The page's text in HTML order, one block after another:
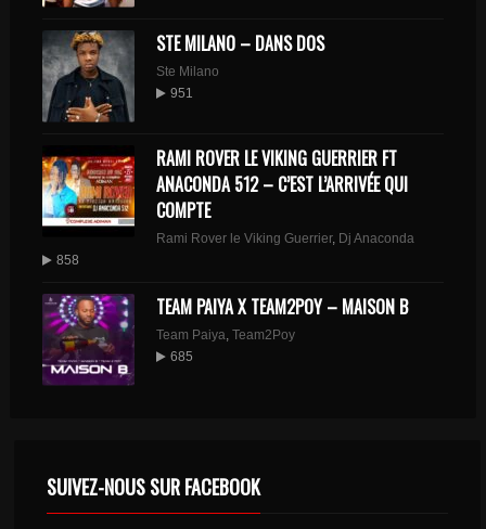
STE MILANO – DANS DOS
Ste Milano
951
RAMI ROVER LE VIKING GUERRIER FT
ANACONDA 512 – C’EST L’ARRIVÉE QUI
COMPTE
Rami Rover le Viking Guerrier, Dj Anaconda
858
TEAM PAIYA X TEAM2POY – MAISON B
Team Paiya Team2Poy
685
SUIVEZ-NOUS SUR FACEBOOK